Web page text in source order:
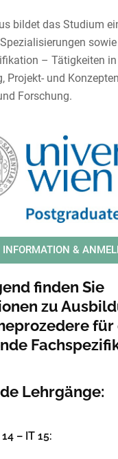
bildet das Studium
– Tätigkeiten in
Projekt- und
Forschung.
INFORMATION &
finden Sie
zu
für
Lehrgänge:
– IT 15: